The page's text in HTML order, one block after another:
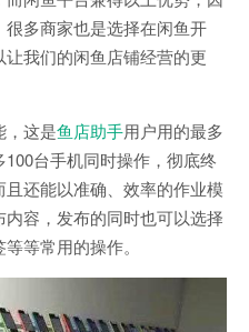
多商家也是选择在闲鱼开
我们的闲鱼店铺经营的更
，这是鱼店助手用户用的最多
台手机同时操作，彻底终
还能以准确、效率的作业模
容，发布的同时也可以选择
等常用的操作。